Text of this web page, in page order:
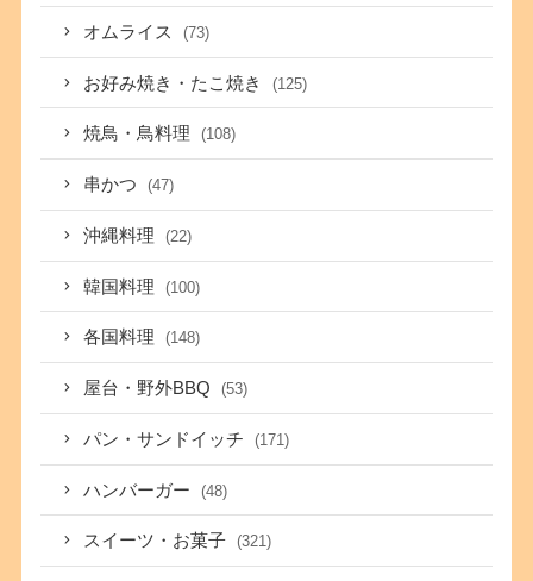
オムライス (73)
お好み焼き・たこ焼き (125)
焼鳥・鳥料理 (108)
串かつ (47)
沖縄料理 (22)
韓国料理 (100)
各国料理 (148)
屋台・野外BBQ (53)
パン・サンドイッチ (171)
ハンバーガー (48)
スイーツ・お菓子 (321)